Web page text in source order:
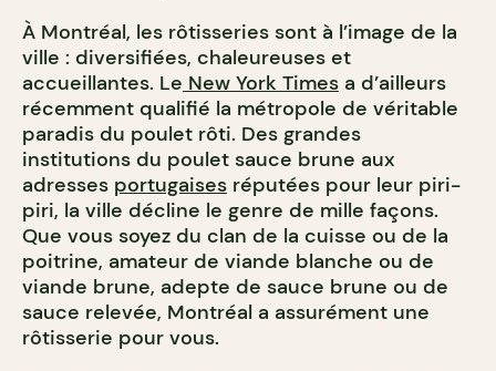
À Montréal, les rôtisseries sont à l’image de la
ville : diversifiées, chaleureuses et
accueillantes. Le New York Times a d’ailleurs
récemment qualifié la métropole de véritable
paradis du poulet rôti. Des grandes
institutions du poulet sauce brune aux
adresses portugaises réputées pour leur piri-
piri, la ville décline le genre de mille façons.
Que vous soyez du clan de la cuisse ou de la
poitrine, amateur de viande blanche ou de
viande brune, adepte de sauce brune ou de
sauce relevée, Montréal a assurément une
rôtisserie pour vous.